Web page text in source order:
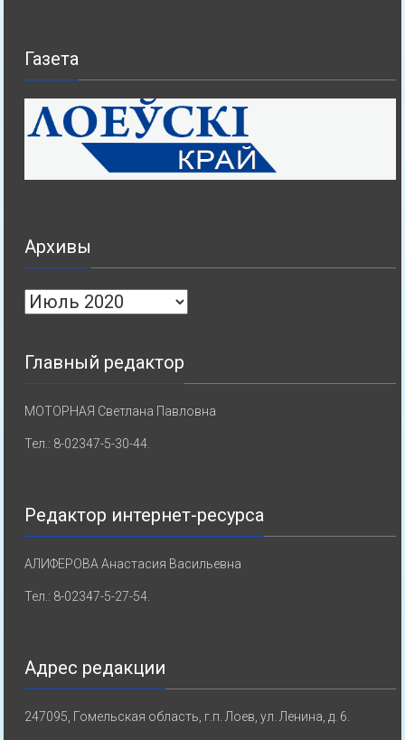
Газета
Архивы
Архивы
Главный редактор
МОТОРНАЯ Светлана Павловна
Тел.: 8-02347-5-30-44.
Редактор интернет-ресурса
АЛИФЕРОВА Анастасия Васильевна
Тел.: 8-02347-5-27-54.
Адрес редакции
247095, Гомельская область, г.п. Лоев, ул. Ленина, д. 6.